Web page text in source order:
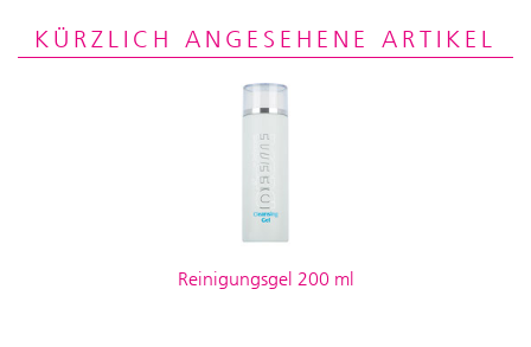
KÜRZLICH ANGESEHENE ARTIKEL
Reinigungsgel 200 ml